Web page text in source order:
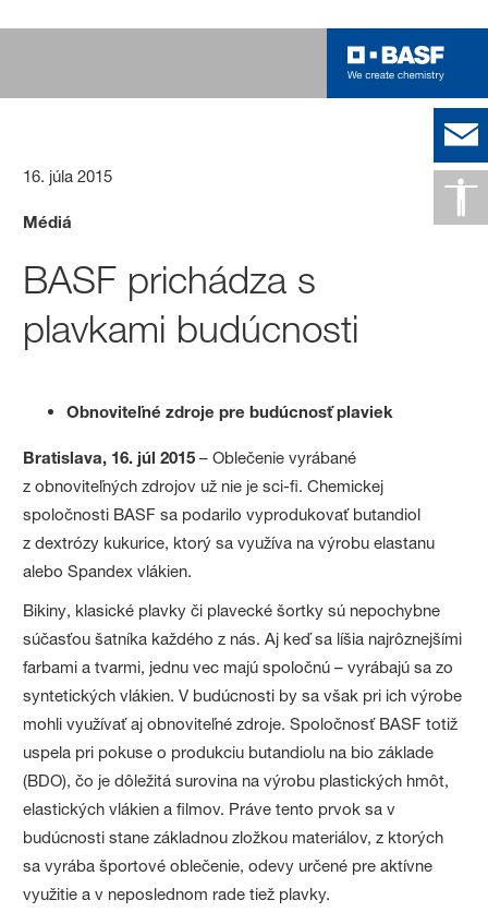
16. júla 2015
Médiá
BASF prichádza s
plavkami budúcnosti
Obnoviteľné zdroje pre budúcnosť plaviek
Bratislava, 16. júl 2015– Oblečenie vyrábané
z obnoviteľných zdrojov už nie je sci-fi. Chemickej
spoločnosti BASF sa podarilo vyprodukovať butandiol
z dextrózy kukurice, ktorý sa využíva na výrobu elastanu
alebo Spandex vlákien.
Bikiny, klasické plavky či plavecké šortky sú nepochybne
súčasťou šatníka každého z nás. Aj keď sa líšia najrôznejšími
farbami a tvarmi, jednu vec majú spoločnú – vyrábajú sa zo
syntetických vlákien. V budúcnosti by sa však pri ich výrobe
mohli využívať aj obnoviteľné zdroje. Spoločnosť BASF totiž
uspela pri pokuse o produkciu butandiolu na bio základe
(BDO), čo je dôležitá surovina na výrobu plastických hmôt,
elastických vlákien a filmov. Práve tento prvok sa v
budúcnosti stane základnou zložkou materiálov, z ktorých
sa vyrába športové oblečenie, odevy určené pre aktívne
využitie a v neposlednom rade tiež plavky.